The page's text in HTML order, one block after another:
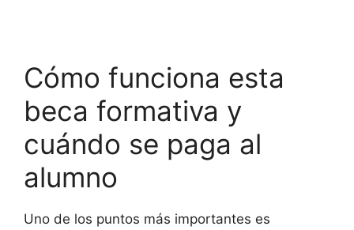
Cómo funciona esta
beca formativa y
cuándo se paga al
alumno
Uno de los puntos más importantes es